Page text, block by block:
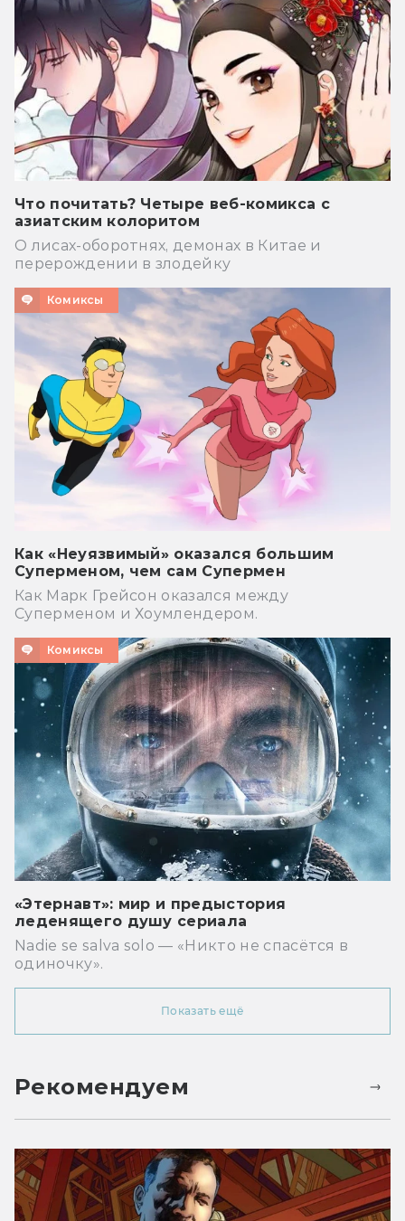
Что почитать? Четыре веб-комикса с
азиатским колоритом
О лисах-оборотнях, демонах в Китае и
перерождении в злодейку
Комиксы
Как «Неуязвимый» оказался большим
Суперменом, чем сам Супермен
Как Марк Грейсон оказался между
Суперменом и Хоумлендером.
Комиксы
«Этернавт»: мир и предыстория
леденящего душу сериала
Nadie se salva solo — «Никто не спасётся в
одиночку».
Показать ещё
Рекомендуем